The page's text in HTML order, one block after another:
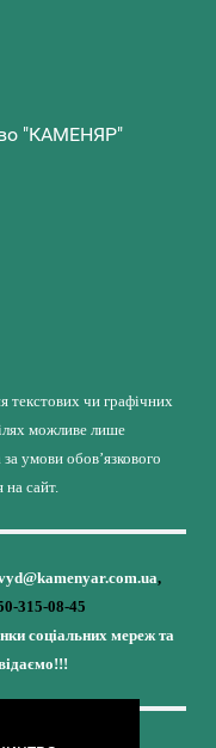
"КАМЕНЯР"
текстових чи графічних
можливе лише
умови обов’язкового
на сайт.
,
315-08-45
соціальних мереж та